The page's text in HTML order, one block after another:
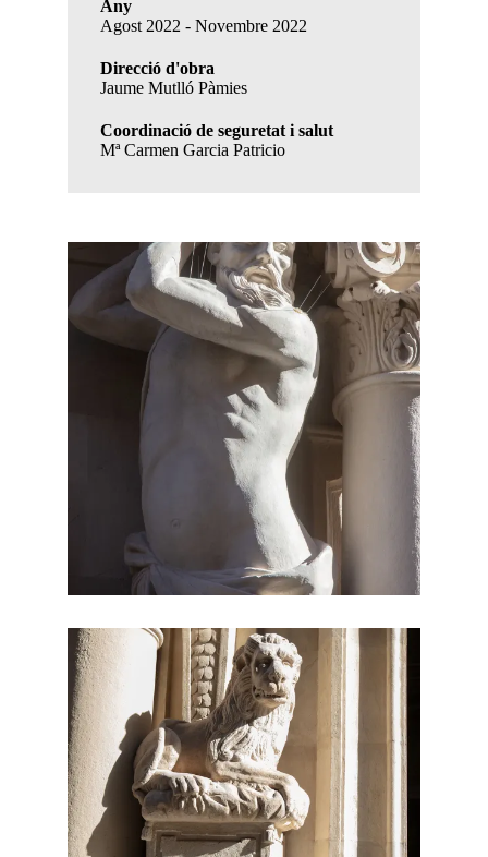
Any
Agost 2022 - Novembre 2022
Direcció d'obra
Jaume Mutlló Pàmies
Coordinació de seguretat i salut
Mª Carmen Garcia Patricio